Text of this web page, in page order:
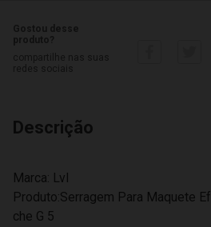
Descrição
Marca: Lvl
Produto:Serragem Para Maquete
che G 5